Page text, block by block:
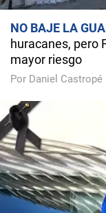
NO BAJE LA
huracanes, pero
mayor riesgo
Por Daniel Castropé